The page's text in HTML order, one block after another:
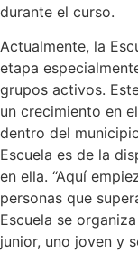
durante el curso.
Actualmente, la
etapa
grupos activos.
un crecimiento en
dentro del
Escuela es de la
en ella. “Aquí
personas que
Escuela se
junior, uno joven y